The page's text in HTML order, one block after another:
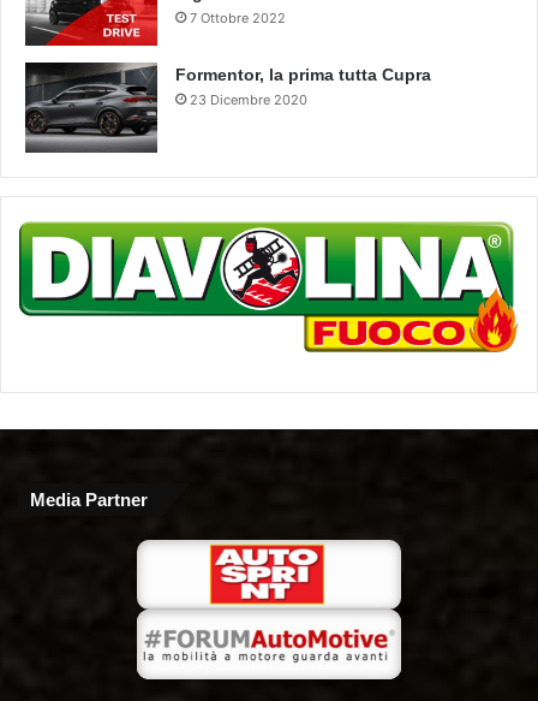
7 Ottobre 2022
Formentor, la prima tutta Cupra
23 Dicembre 2020
Media Partner